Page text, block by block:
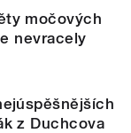
močových
nevracely
z Duchcova